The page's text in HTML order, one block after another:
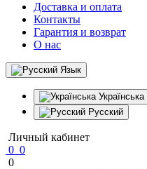
Доставка и оплата
Контакты
Гарантия и возврат
О нас
Язык
Українська
Русский
Личный кабинет
0 0
0